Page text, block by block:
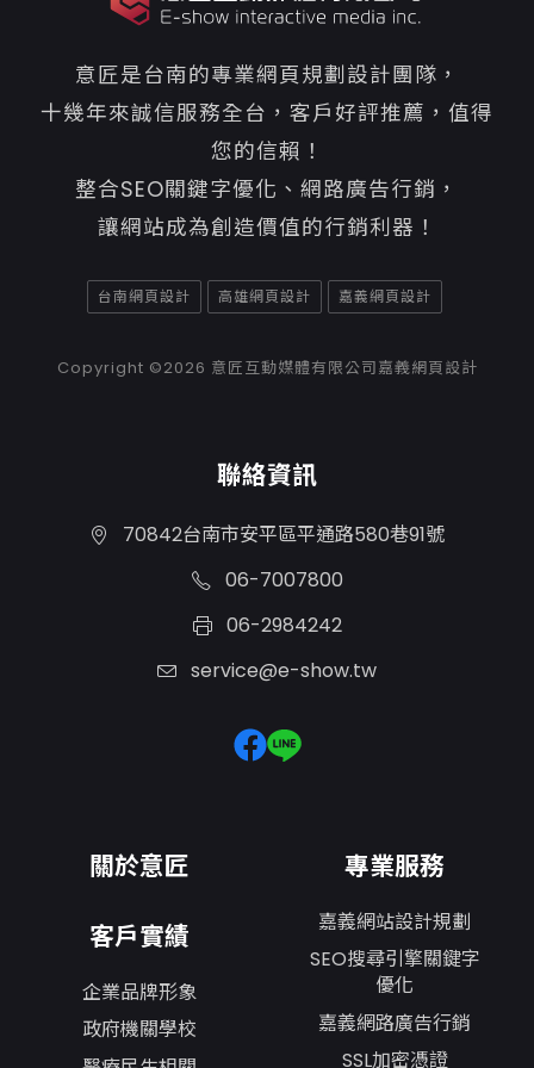
意匠是台南的專業網頁規劃設計團隊，
十幾年來誠信服務全台，客戶好評推薦，值得
您的信賴！
整合SEO關鍵字優化、網路廣告行銷，
讓網站成為創造價值的行銷利器！
台南網頁設計 高雄網頁設計 嘉義網頁設計
Copyright ©2026 意匠互動媒體有限公司嘉義網頁設計
聯絡資訊
70842台南市安平區平通路580巷91號
06-7007800
06-2984242
service@e-show.tw
關於意匠
客戶實績
企業品牌形象
政府機關學校
專業服務
嘉義網站設計規劃
SEO搜尋引擎關鍵字
優化
嘉義網路廣告行銷
SSL加密憑證